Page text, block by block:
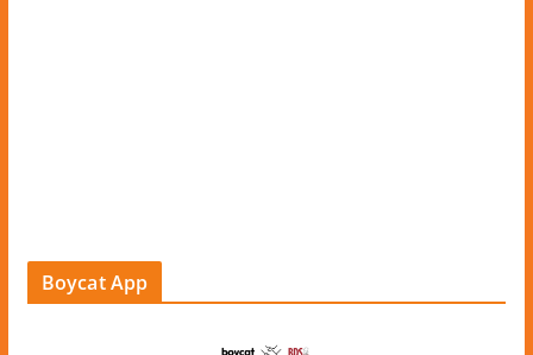
Boycat App